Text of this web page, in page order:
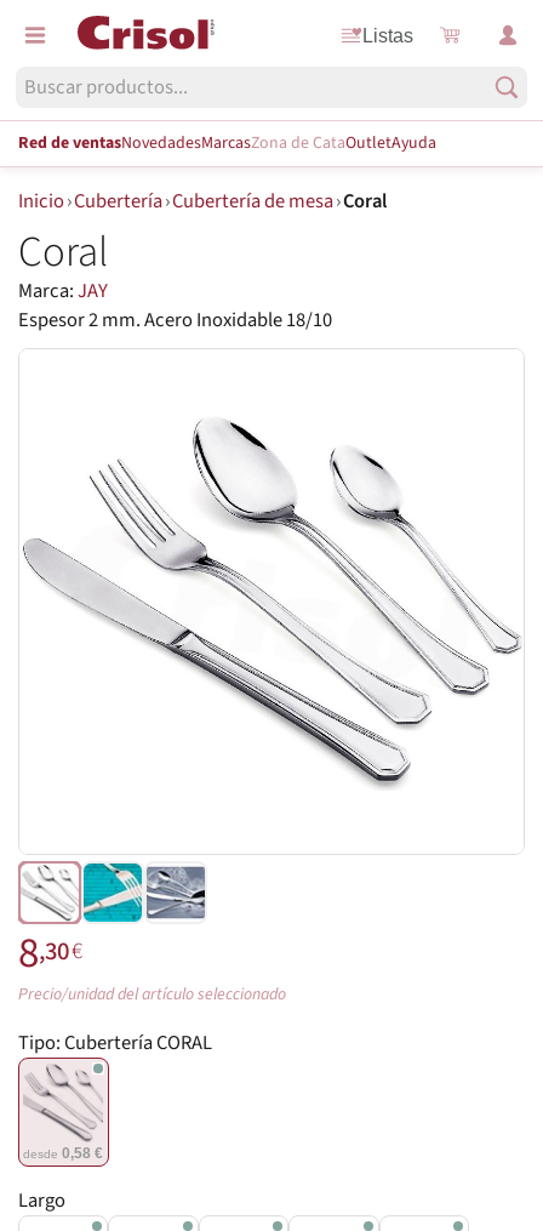
Listas
Red de ventasNovedadesMarcasZona de CataOutletAyuda
Inicio›Cubertería›Cubertería de mesa›Coral
Coral
Marca:JAY
Espesor 2 mm. Acero Inoxidable 18/10
8,30€
Precio/unidad del artículo seleccionado
Tipo:Cubertería CORAL
desde0,58 €
Largo